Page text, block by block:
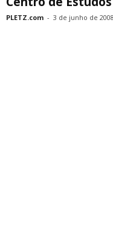
PLETZ.com - 3 de junho de 2008